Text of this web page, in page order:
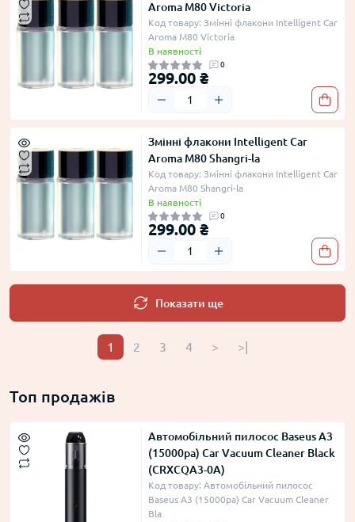
Aroma M80 Victoria
Код товару: Змінні флакони Intelligent Car
Aroma M80 Victoria
В наявності
0
299.00 ₴
Змінні флакони Intelligent Car
Aroma M80 Shangri-la
Код товару: Змінні флакони Intelligent Car
Aroma M80 Shangri-la
В наявності
0
299.00 ₴
Показати ще
1 2 3 4 > >|
Топ продажів
Автомобільний пилосос Baseus A3
(15000pa) Car Vacuum Cleaner Black
(CRXCQA3-0A)
Код товару: Автомобільний пилосос
Baseus A3 (15000pa) Car Vacuum Cleaner
Bla